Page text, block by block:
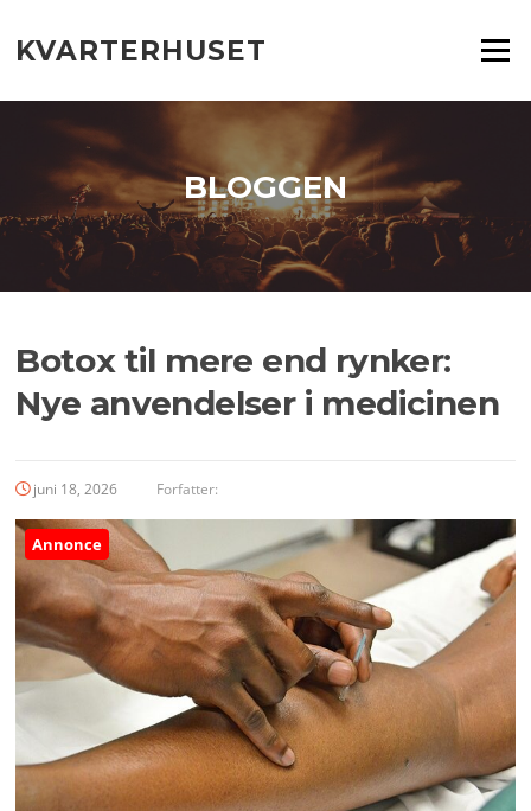
indhold
KVARTERHUSET Menu
BLOGGEN
Botox til mere end rynker:
Nye anvendelser i medicinen
juni 18, 2026 Forfatter:
Annonce